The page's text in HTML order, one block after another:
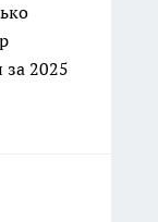
за 2025